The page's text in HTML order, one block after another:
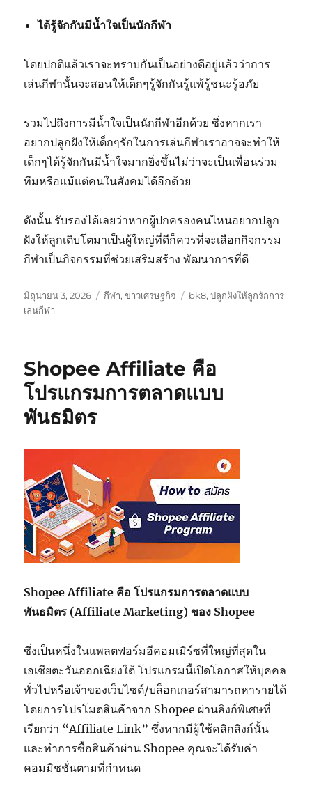
ได้รู้จักกันมีน้ำใจเป็นนักกีฬา
โดยปกติแล้วเราจะทราบกันเป็นอย่างดีอยู่แล้วว่าการ
เล่นกีฬานั้นจะสอนให้เด็กๆรู้จักกันรู้แพ้รู้ชนะรู้อภัย
รวมไปถึงการมีน้ำใจเป็นนักกีฬาอีกด้วย ซึ่งหากเรา
อยากปลูกฝังให้เด็กๆรักในการเล่นกีฬาเราอาจจะทำให้
เด็กๆได้รู้จักกันมีน้ำใจมากยิ่งขึ้นไม่ว่าจะเป็นเพื่อนร่วม
ทีมหรือแม้แต่คนในสังคมได้อีกด้วย
ดังนั้น รับรองได้เลยว่าหากผู้ปกครองคนไหนอยากปลูก
ฝังให้ลูกเติบโตมาเป็นผู้ใหญ่ที่ดีก็ควรที่จะเลือกกิจกรรม
กีฬาเป็นกิจกรรมที่ช่วยเสริมสร้าง พัฒนาการที่ดี
เขียน
เมื่อ
มิถุนายน 3, 2026
หมวด
กีฬา,ข่าวเศรษฐกิจ
ป้าย
bk8,ปลูกฝังให้ลูกรักการ
เล่นกีฬา
Shopee Affiliate คือ
โปรแกรมการตลาดแบบ
พันธมิตร
Shopee Affiliate คือ โปรแกรมการตลาดแบบ
พันธมิตร (Affiliate Marketing) ของ Shopee
ซึ่งเป็นหนึ่งในแพลตฟอร์มอีคอมเมิร์ซที่ใหญ่ที่สุดใน
เอเชียตะวันออกเฉียงใต้ โปรแกรมนี้เปิดโอกาสให้บุคคล
ทั่วไปหรือเจ้าของเว็บไซต์/บล็อกเกอร์สามารถหารายได้
โดยการโปรโมตสินค้าจาก Shopee ผ่านลิงก์พิเศษที่
เรียกว่า “Affiliate Link”ซึ่งหากมีผู้ใช้คลิกลิงก์นั้น
และทำการซื้อสินค้าผ่าน Shopee คุณจะได้รับค่า
คอมมิชชั่นตามที่กำหนด